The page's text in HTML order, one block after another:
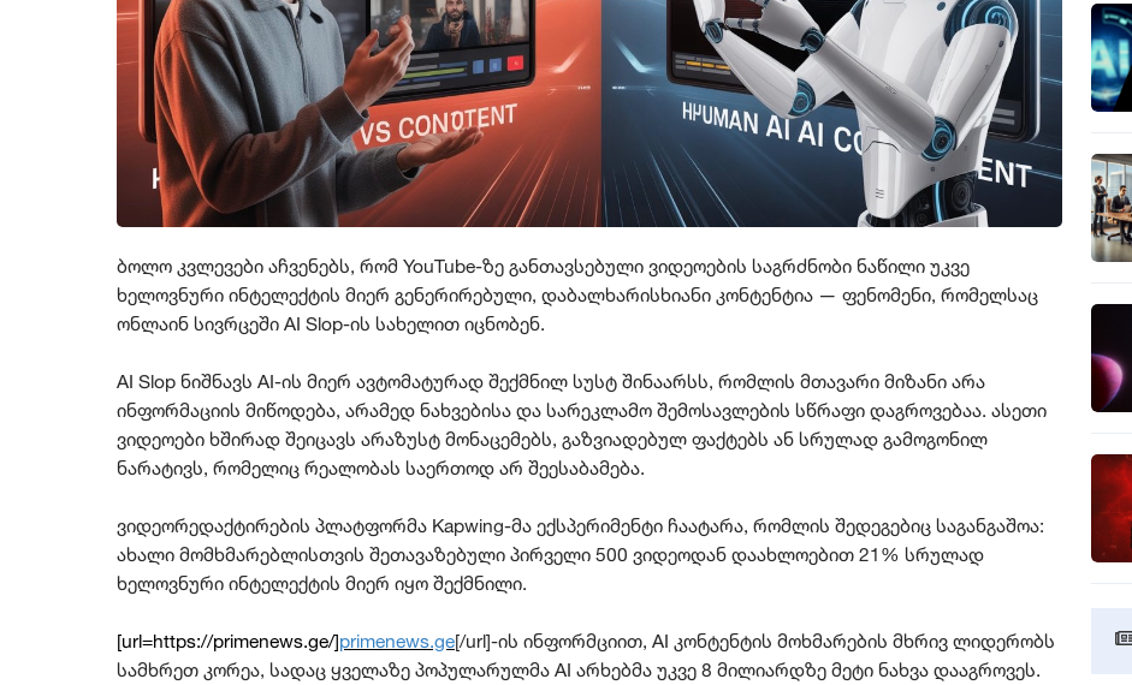
ბოლო კვლევები აჩვენებს, რომ YouTube-ზე განთავსებული ვიდეოების საგრძნობი ნაწილი უკვე
ხელოვნური ინტელექტის მიერ გენერირებული, დაბალხარისხიანი კონტენტია — ფენომენი, რომელსაც
ონლაინ სივრცეში AI Slop-ის სახელით იცნობენ.
AI Slop ნიშნავს AI-ის მიერ ავტომატურად შექმნილ სუსტ შინაარსს, რომლის მთავარი მიზანი არა
ინფორმაციის მიწოდება, არამედ ნახვებისა და სარეკლამო შემოსავლების სწრაფი დაგროვებაა. ასეთი
ვიდეოები ხშირად შეიცავს არაზუსტ მონაცემებს, გაზვიადებულ ფაქტებს ან სრულად გამოგონილ
ნარატივს, რომელიც რეალობას საერთოდ არ შეესაბამება.
ვიდეორედაქტირების პლატფორმა Kapwing-მა ექსპერიმენტი ჩაატარა, რომლის შედეგებიც საგანგაშოა:
ახალი მომხმარებლისთვის შეთავაზებული პირველი 500 ვიდეოდან დაახლოებით 21% სრულად
ხელოვნური ინტელექტის მიერ იყო შექმნილი.
[url=https://primenews.ge/]primenews.ge[/url]-ის ინფორმციით, AI კონტენტის მოხმარების მხრივ ლიდერობს
სამხრეთ კორეა, სადაც ყველაზე პოპულარულმა AI არხებმა უკვე 8 მილიარდზე მეტი ნახვა დააგროვეს.